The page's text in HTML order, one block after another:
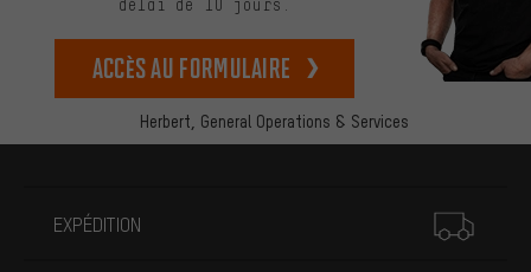
Herbert, General Operations & Services
délai de 10 jours.
Accès au formulaire
EXPÉDITION